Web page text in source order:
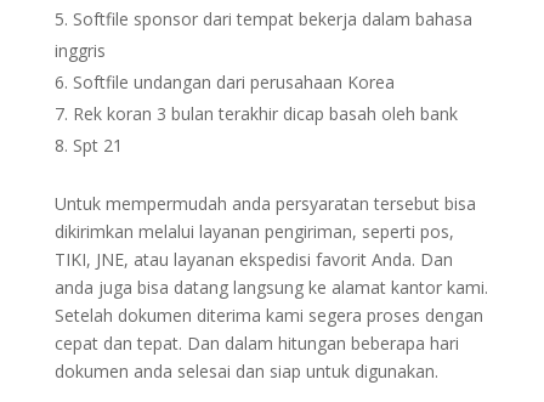
Softfile sponsor dari tempat bekerja dalam bahasa
inggris
Softfile undangan dari perusahaan Korea
Rek koran 3 bulan terakhir dicap basah oleh bank
Spt 21
Untuk mempermudah anda persyaratan tersebut bisa
dikirimkan melalui layanan pengiriman, seperti pos,
TIKI, JNE, atau layanan ekspedisi favorit Anda. Dan
anda juga bisa datang langsung ke alamat kantor kami.
Setelah dokumen diterima kami segera proses dengan
cepat dan tepat. Dan dalam hitungan beberapa hari
dokumen anda selesai dan siap untuk digunakan.